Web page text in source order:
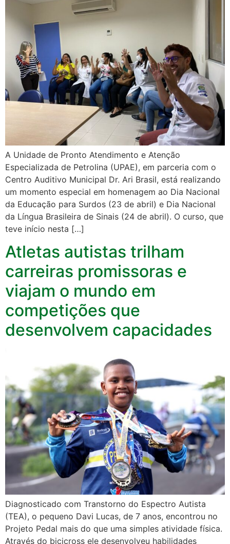
A Unidade de Pronto Atendimento e Atenção
Especializada de Petrolina (UPAE), em parceria com o
Centro Auditivo Municipal Dr. Ari Brasil, está realizando
um momento especial em homenagem ao Dia Nacional
da Educação para Surdos (23 de abril) e Dia Nacional
da Língua Brasileira de Sinais (24 de abril). O curso, que
teve início nesta […]
Atletas autistas trilham
carreiras promissoras e
viajam o mundo em
competições que
desenvolvem capacidades
Diagnosticado com Transtorno do Espectro Autista
(TEA), o pequeno Davi Lucas, de 7 anos, encontrou no
Projeto Pedal mais do que uma simples atividade física.
Através do bicicross ele desenvolveu habilidades